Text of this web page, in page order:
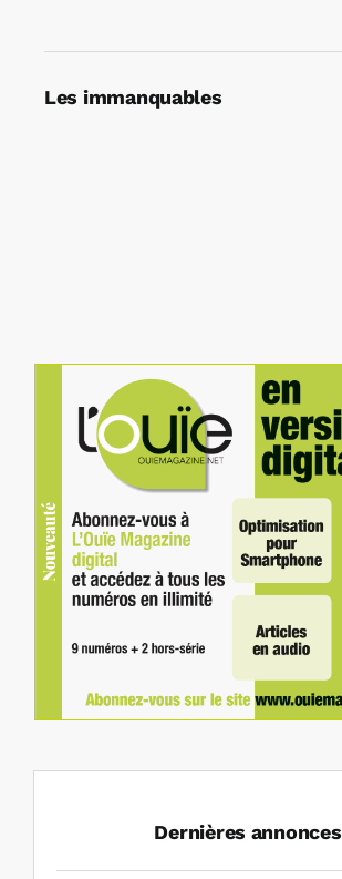
Les immanquables
Dernières annonces